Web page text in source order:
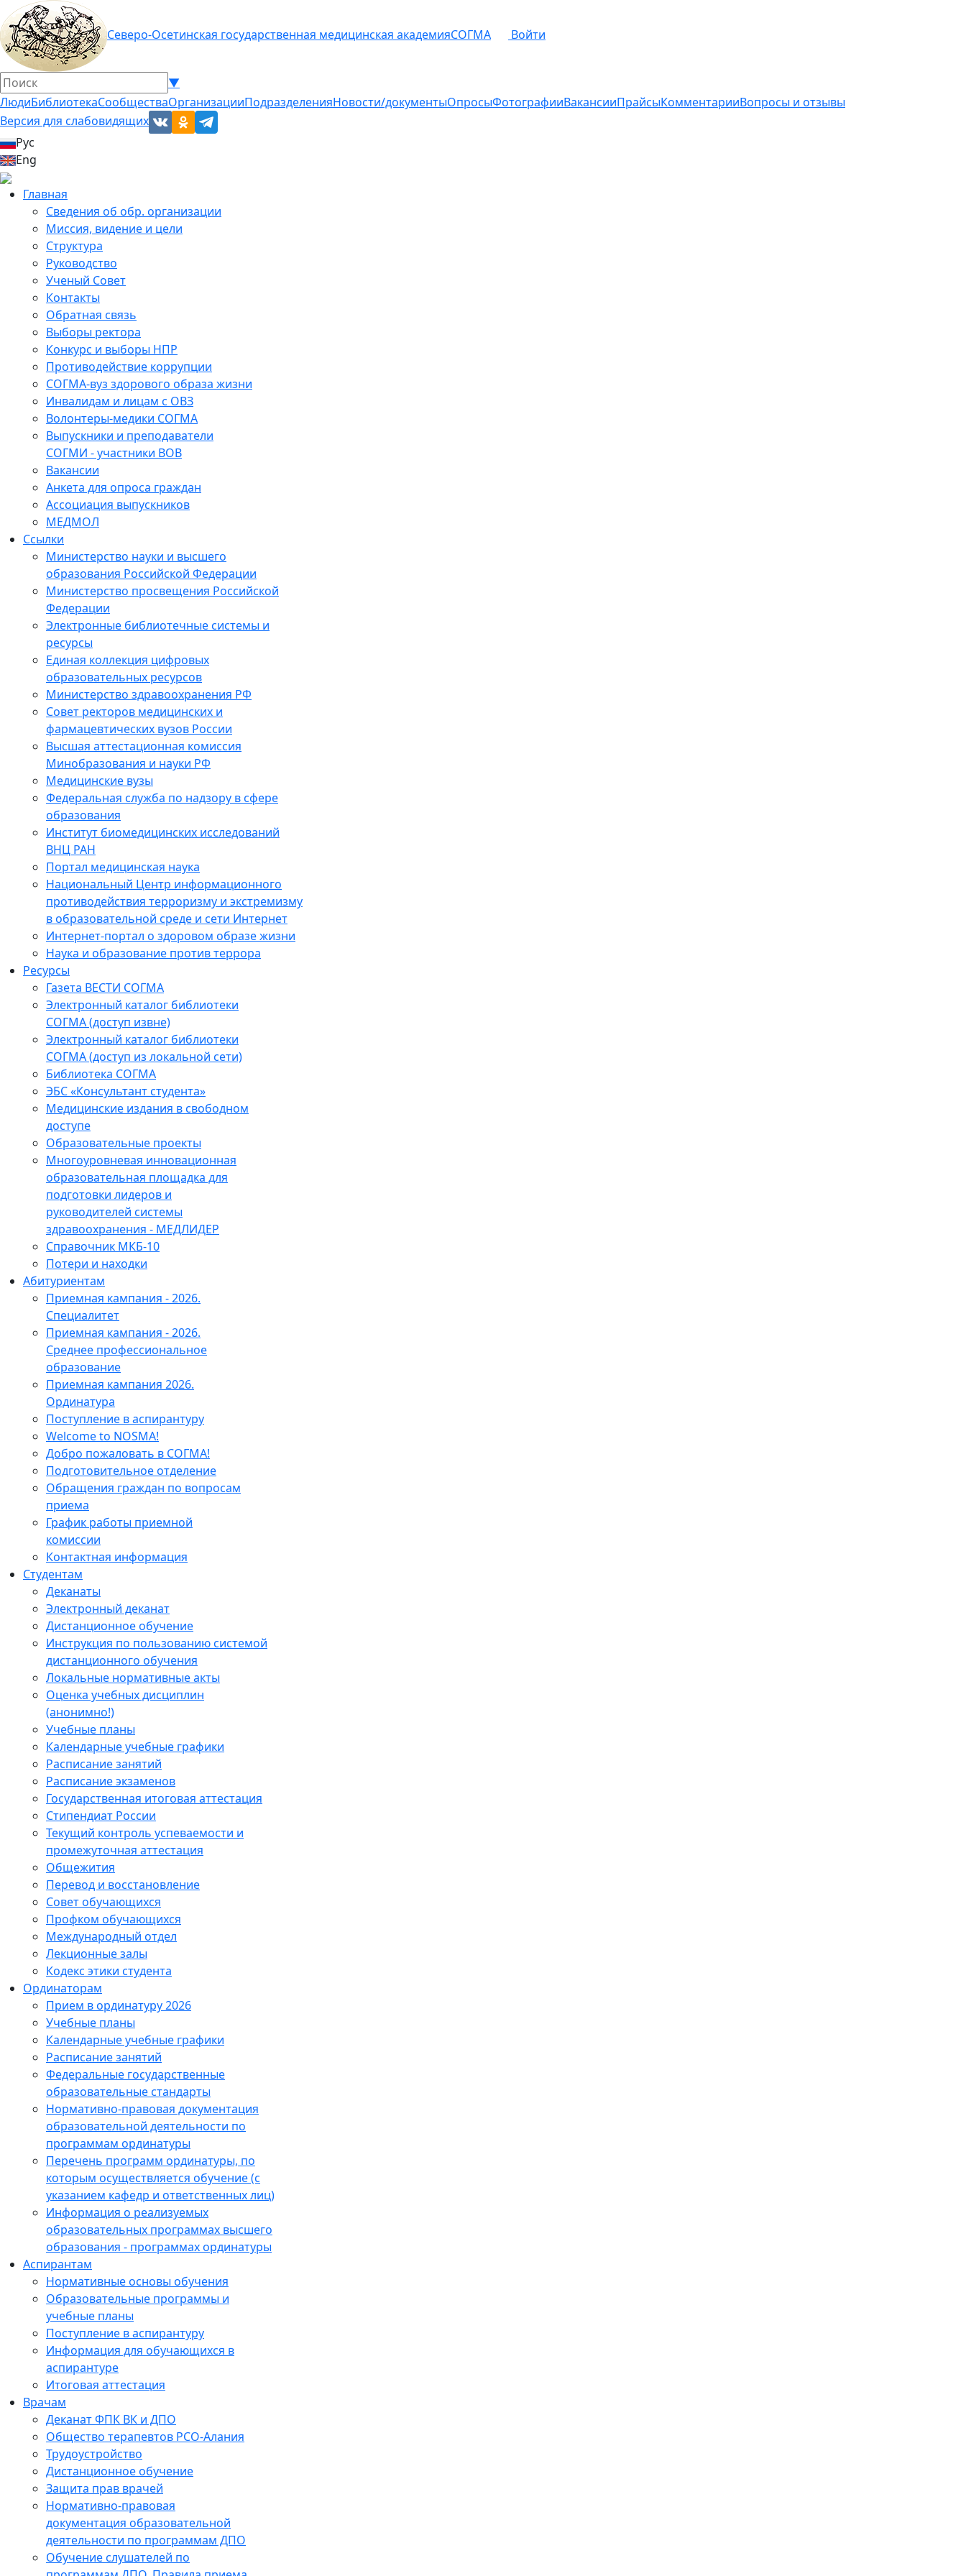
Северо-Осетинская государственная медицинская академияСОГМА Войти
▼
ЛюдиБиблиотекаСообществаОрганизацииПодразделенияНовости/документыОпросыФотографииВакансииПрайсыКомментарииВопросы и отзывы
Версия для слабовидящих
Рус
Eng
Главная
Сведения об обр. организации
Миссия, видение и цели
Структура
Руководство
Ученый Совет
Контакты
Обратная связь
Выборы ректора
Конкурс и выборы НПР
Противодействие коррупции
СОГМА-вуз здорового образа жизни
Инвалидам и лицам с ОВЗ
Волонтеры-медики СОГМА
Выпускники и преподаватели
СОГМИ - участники ВОВ
Вакансии
Анкета для опроса граждан
Ассоциация выпускников
МЕДМОЛ
Ссылки
Министерство науки и высшего
образования Российской Федерации
Министерство просвещения Российской
Федерации
Электронные библиотечные системы и
ресурсы
Единая коллекция цифровых
образовательных ресурсов
Министерство здравоохранения РФ
Совет ректоров медицинских и
фармацевтических вузов России
Высшая аттестационная комиссия
Минобразования и науки РФ
Медицинские вузы
Федеральная служба по надзору в сфере
образования
Институт биомедицинских исследований
ВНЦ РАН
Портал медицинская наука
Национальный Центр информационного
противодействия терроризму и экстремизму
в образовательной среде и сети Интернет
Интернет-портал о здоровом образе жизни
Наука и образование против террора
Ресурсы
Газета ВЕСТИ СОГМА
Электронный каталог библиотеки
СОГМА (доступ извне)
Электронный каталог библиотеки
СОГМА (доступ из локальной сети)
Библиотека СОГМА
ЭБС «Консультант студента»
Медицинские издания в свободном
доступе
Образовательные проекты
Многоуровневая инновационная
образовательная площадка для
подготовки лидеров и
руководителей системы
здравоохранения - МЕДЛИДЕР
Справочник МКБ-10
Потери и находки
Абитуриентам
Приемная кампания - 2026.
Специалитет
Приемная кампания - 2026.
Среднее профессиональное
образование
Приемная кампания 2026.
Ординатура
Поступление в аспирантуру
Welcome to NOSMA!
Добро пожаловать в СОГМА!
Подготовительное отделение
Обращения граждан по вопросам
приема
График работы приемной
комиссии
Контактная информация
Студентам
Деканаты
Электронный деканат
Дистанционное обучение
Инструкция по пользованию системой
дистанционного обучения
Локальные нормативные акты
Оценка учебных дисциплин
(анонимно!)
Учебные планы
Календарные учебные графики
Расписание занятий
Расписание экзаменов
Государственная итоговая аттестация
Стипендиат России
Текущий контроль успеваемости и
промежуточная аттестация
Общежития
Перевод и восстановление
Совет обучающихся
Профком обучающихся
Международный отдел
Лекционные залы
Кодекс этики студента
Ординаторам
Прием в ординатуру 2026
Учебные планы
Календарные учебные графики
Расписание занятий
Федеральные государственные
образовательные стандарты
Нормативно-правовая документация
образовательной деятельности по
программам ординатуры
Перечень программ ординатуры, по
которым осуществляется обучение (с
указанием кафедр и ответственных лиц)
Информация о реализуемых
образовательных программах высшего
образования - программах ординатуры
Аспирантам
Нормативные основы обучения
Образовательные программы и
учебные планы
Поступление в аспирантуру
Информация для обучающихся в
аспирантуре
Итоговая аттестация
Врачам
Деканат ФПК ВК и ДПО
Общество терапевтов РСО-Алания
Трудоустройство
Дистанционное обучение
Защита прав врачей
Нормативно-правовая
документация образовательной
деятельности по программам ДПО
Обучение слушателей по